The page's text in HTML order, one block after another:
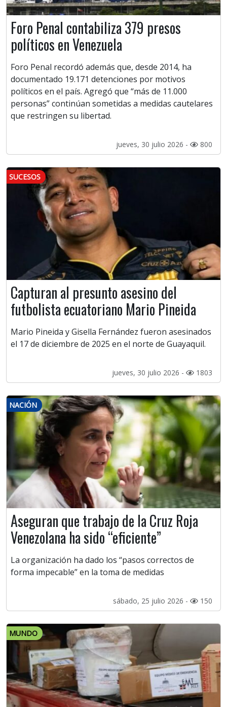
Foro Penal contabiliza 379 presos
políticos en Venezuela
Foro Penal recordó además que, desde 2014, ha
documentado 19.171 detenciones por motivos
políticos en el país. Agregó que “más de 11.000
personas” continúan sometidas a medidas cautelares
que restringen su libertad.
jueves, 30 julio 2026 - 800
SUCESOS
Capturan al presunto asesino del
futbolista ecuatoriano Mario Pineida
Mario Pineida y Gisella Fernández fueron asesinados
el 17 de diciembre de 2025 en el norte de Guayaquil.
jueves, 30 julio 2026 - 1803
NACIÓN
Aseguran que trabajo de la Cruz Roja
Venezolana ha sido “eficiente”
La organización ha dado los “pasos correctos de
forma impecable” en la toma de medidas
sábado, 25 julio 2026 - 150
MUNDO